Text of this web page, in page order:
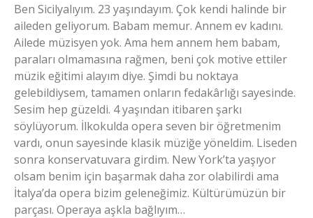
Ben Sicilyalıyım. 23 yaşındayım. Çok kendi halinde bir
aileden geliyorum. Babam memur. Annem ev kadını.
Ailede müzisyen yok. Ama hem annem hem babam,
paraları olmamasına rağmen, beni çok motive ettiler
müzik eğitimi alayım diye. Şimdi bu noktaya
gelebildiysem, tamamen onların fedakârlığı sayesinde.
Sesim hep güzeldi. 4 yaşından itibaren şarkı
söylüyorum. İlkokulda opera seven bir öğretmenim
vardı, onun sayesinde klasik müziğe yöneldim. Liseden
sonra konservatuvara girdim. New York’ta yaşıyor
olsam benim için başarmak daha zor olabilirdi ama
İtalya’da opera bizim geleneğimiz. Kültürümüzün bir
parçası. Operaya aşkla bağlıyım…